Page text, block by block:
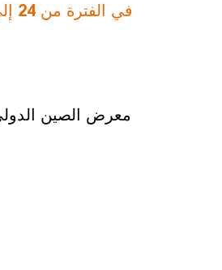
ستشارك مدينة نانت في معرض Buama China 2020 في الفترة من 24 إلى 27 نوفمبر 2020
2020 معرض الصين